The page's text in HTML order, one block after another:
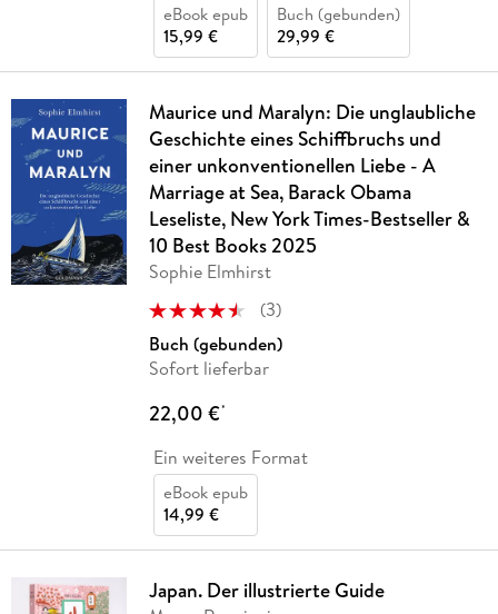
eBook epub
15,99 €
Buch (gebunden)
29,99 €
Maurice und Maralyn: Die unglaubliche
Geschichte eines Schiffbruchs und
einer unkonventionellen Liebe - A
Marriage at Sea, Barack Obama
Leseliste, New York Times-Bestseller &
10 Best Books 2025
Sophie Elmhirst
(3)
Buch (gebunden)
Sofort lieferbar
22,00 €*
Ein weiteres Format
eBook epub
14,99 €
Japan. Der illustrierte Guide